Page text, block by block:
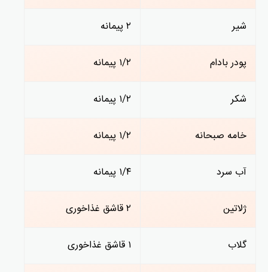
شیر ۲ پیمانه
پودر بادام ۱/۲ پیمانه
شکر ۱/۲ پیمانه
خامه صبحانه ۱/۲ پیمانه
آب سرد ۱/۴ پیمانه
ژلاتین ۲ قاشق غذاخوری
گلاب ۱ قاشق غذاخوری